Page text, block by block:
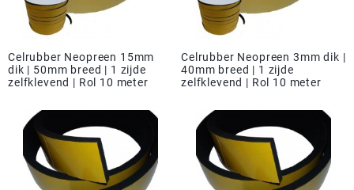
Celrubber Neopreen 15mm
dik | 50mm breed | 1 zijde
zelfklevend | Rol 10 meter
Celrubber Neopreen 3mm dik |
40mm breed | 1 zijde
zelfklevend | Rol 10 meter